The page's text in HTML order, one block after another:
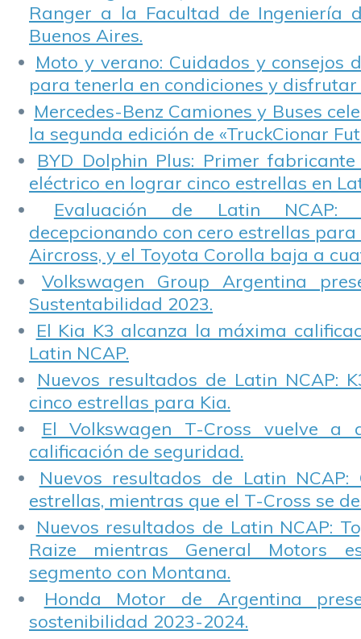
Ranger a la Facultad de Ingeniería
Buenos Aires.
Moto y verano: Cuidados y consejos
para tenerla en condiciones y disfrutar
Mercedes-Benz Camiones y Buses
la segunda edición de «TruckCionar
BYD Dolphin Plus: Primer
eléctrico en lograr cinco estrellas en
Evaluación de Latin NCAP:
decepcionando con cero estrellas para
Aircross, y el Toyota Corolla baja a
Volkswagen Group Argentina
Sustentabilidad 2023.
El Kia K3 alcanza la máxima
Latin NCAP.
Nuevos resultados de Latin NCAP:
cinco estrellas para Kia.
El Volkswagen T-Cross vuelve a
calificación de seguridad.
Nuevos resultados de Latin NCAP:
estrellas, mientras que el T-Cross se
Nuevos resultados de Latin NCAP:
Raize mientras General Motors
segmento con Montana.
Honda Motor de Argentina
sostenibilidad 2023-2024.